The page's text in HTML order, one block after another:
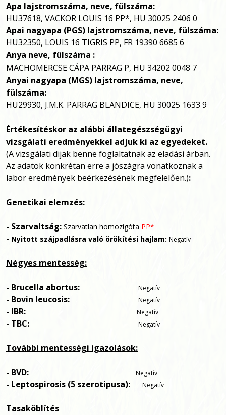
Apa lajstromszáma, neve, fülszáma:
HU37618, VACKOR LOUIS 16 PP*, HU 30025 2406 0
Apai nagyapa (PGS) lajstromszáma, neve, fülszáma:
HU32350, LOUIS 16 TIGRIS PP, FR 19390 6685 6
Anya neve, fülszáma :
MACHOMERCSE CÁPA PARRAG P, HU 34202 0048 7
Anyai nagyapa (MGS) lajstromszáma, neve,
fülszáma:
HU29930, J.M.K. PARRAG BLANDICE, HU 30025 1633 9
Értékesítéskor az alábbi állategészségügyi
vizsgálati eredményekkel adjuk ki az egyedeket.
(A vizsgálati dijak benne foglaltatnak az eladási árban.
Az adatok konkrétan erre a jószágra vonatkoznak a
labor eredmények beérkezésének megfelelően.):
Genetikai elemzés:
- Szarvaltság: Szarvatlan homozigóta PP*
- Nyitott szájpadlásra való örökítési hajlam: Negatív
Négyes mentesség:
- Brucella abortus: Negatív
- Bovin leucosis: Negatív
- IBR: Negatív
- TBC: Negatív
További mentességi igazolások:
- BVD: Negatív
- Leptospirosis (5 szerotipusa): Negatív
Tasaköblítés